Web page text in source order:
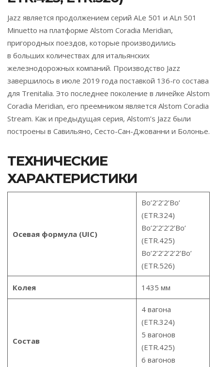
Jazz является продолжением серий ALe 501 и ALn 501
Minuetto на платформе Alstom Coradia Meridian,
пригородных поездов, которые производились
в больших количествах для итальянских
железнодорожных компаний. Производство Jazz
завершилось в июле 2019 года поставкой 136-го состава
для Trenitalia. Это последнее поколение в линейке Alstom
Coradia Meridian, его преемником является Alstom Coradia
Stream. Как и предыдущая серия, Alstom’s Jazz были
построены в Савильяно, Сесто-Сан-Джованни и Болонье.
ТЕХНИЧЕСКИЕ
ХАРАКТЕРИСТИКИ
Осевая формула (UIC)
Bo’2’2’2’Bo’
(ETR.324)
Bo’2’2’2’2’Bo’
(ETR.425)
Bo’2’2’2’2’2’Bo’
(ETR.526)
Колея 1435 мм
Состав
4 вагона
(ETR.324)
5 вагонов
(ETR.425)
6 вагонов